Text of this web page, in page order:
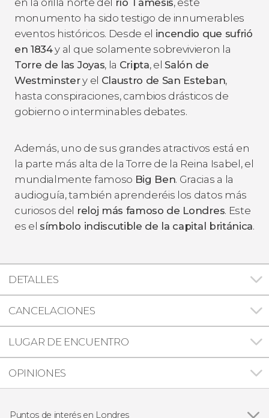
monumento ha sido testigo de innumerables
eventos históricos. Desde el incendio que sufrió
en 1834y al que solamente sobrevivieron la
Torre de las Joyas, la Cripta, el Salón de
Westminstery el Claustro de San Esteban,
hasta conspiraciones, cambios drásticos de
gobierno o interminables debates.
Además, uno de sus grandes atractivos está en
la parte más alta de la Torre de la Reina Isabel, el
mundialmente famoso Big Ben. Gracias a la
audioguía, también aprenderéis los datos más
curiosos del reloj más famoso de Londres. Este
es el símbolo indiscutible de la capital británica.
DETALLES
CANCELACIONES
LUGAR DE ENCUENTRO
OPINIONES
Puntos de interés en Londres